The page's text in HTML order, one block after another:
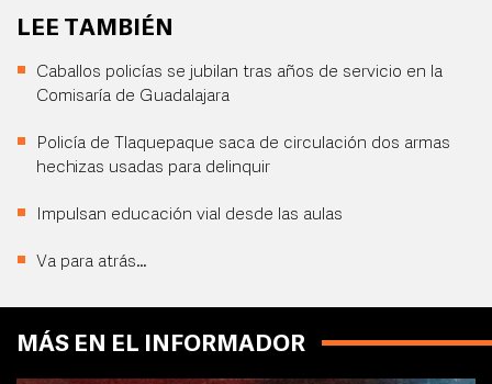
LEE TAMBIÉN
Caballos policías se jubilan tras años de servicio en la
Comisaría de Guadalajara
Policía de Tlaquepaque saca de circulación dos armas
hechizas usadas para delinquir
Impulsan educación vial desde las aulas
Va para atrás…
MÁS EN EL INFORMADOR